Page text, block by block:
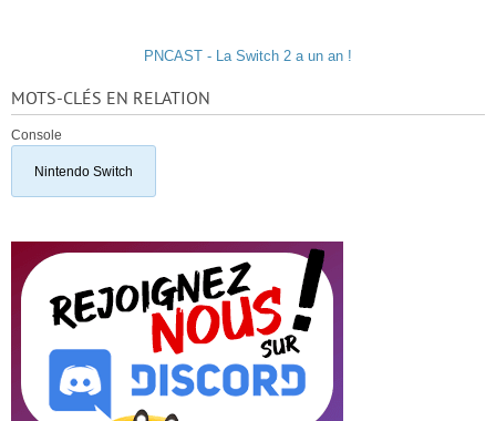
PNCAST - La Switch 2 a un an !
MOTS-CLÉS EN RELATION
Console
Nintendo Switch